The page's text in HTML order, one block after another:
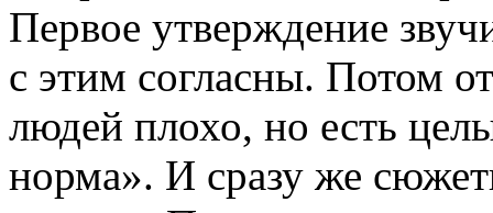
Первое утверждение
с этим согласны. Потом
людей плохо, но есть
норма». И сразу же